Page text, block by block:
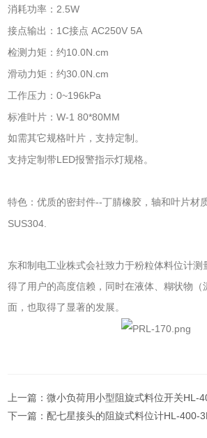
消耗功率： 2.5W
接点输出： 1C接点 AC250V 5A
检测力矩：约10.0N.cm
滑动力矩：约30.0N.cm
工作压力：0~196kPa
标准叶片：W-1 80*80MM
如需其它规格叶片，支持定制。
支持定制带LED报警指示灯规格。
特色：优质的密封件--丁腈橡胶，轴和叶片材
SUS304.
东和制电工业株式会社致力于粉粒体料位计测
得了用户的高度信赖，同时在液体、糊状物（
面，也取得了显著的发展。
上一篇：微小负荷用小型阻旋式料位开关HL-400Z/HL-
下一篇：配七星接头的阻旋式料位计HL-400-